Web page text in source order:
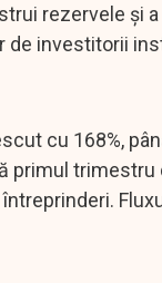
rezervele şi
investitorii
cu 168%,
primul